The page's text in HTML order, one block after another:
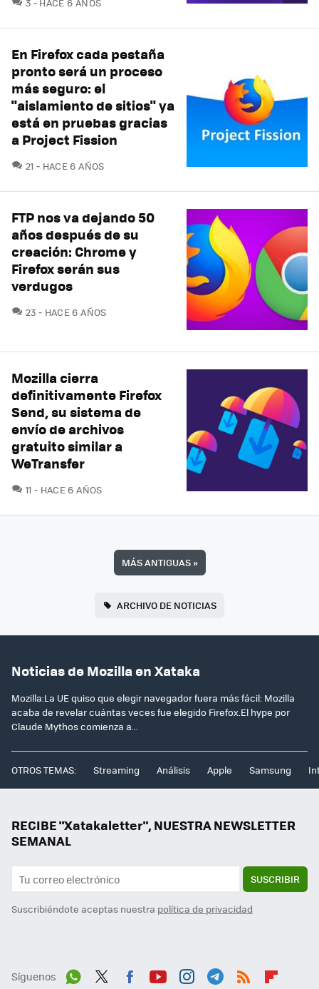
En Firefox cada pestaña
pronto será un proceso
más seguro: el
"aislamiento de sitios" ya
está en pruebas gracias
a Project Fission
21 COMENTARIOS
HACE 6 AÑOS
FTP nos va dejando 50
años después de su
creación: Chrome y
Firefox serán sus
verdugos
23 COMENTARIOS
HACE 6 AÑOS
Mozilla cierra
definitivamente Firefox
Send, su sistema de
envío de archivos
gratuito similar a
WeTransfer
11 COMENTARIOS
HACE 6 AÑOS
MÁS ANTIGUAS»
ARCHIVO DE NOTICIAS
Noticias de Mozilla en Xataka
Mozilla:La UE quiso que elegir navegador fuera más fácil: Mozilla
acaba de revelar cuántas veces fue elegido Firefox.El hype por
Claude Mythos comienza a...
OTROS TEMAS: Streaming Análisis Apple Samsung
RECIBE "Xatakaletter", NUESTRA NEWSLETTER
SEMANAL
SUSCRIBIR
Suscribiéndote aceptas nuestra política de privacidad
Síguenos